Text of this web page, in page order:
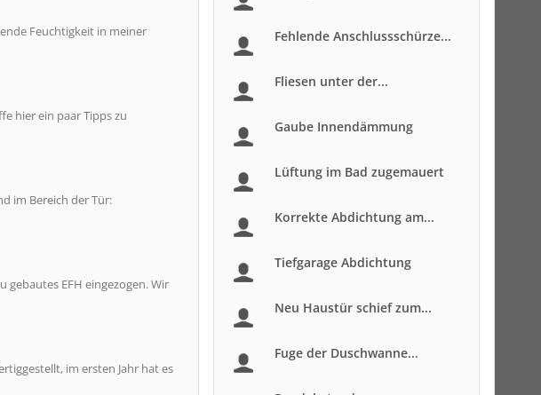
Feuchtigkeit in meiner
hier ein paar Tipps zu
im Bereich der Tür:
gebautes EFH eingezogen. Wir
im ersten Jahr hat es
Fehlende Anschlussschürze...
Fliesen unter der...
Gaube Innendämmung
Lüftung im Bad zugemauert
Korrekte Abdichtung am...
Tiefgarage Abdichtung
Neu Haustür schief zum...
Fuge der Duschwanne...